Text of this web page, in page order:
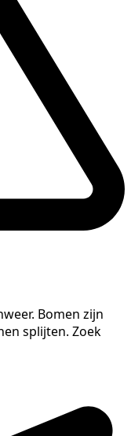
Bomen zijn
splijten. Zoek